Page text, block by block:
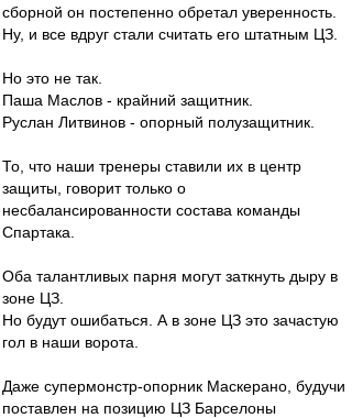
сборной он постепенно обретал уверенность.
Ну, и все вдруг стали считать его штатным ЦЗ.
Но это не так.
Паша Маслов - крайний защитник.
Руслан Литвинов - опорный полузащитник.
То, что наши тренеры ставили их в центр
защиты, говорит только о
несбалансированности состава команды
Спартака.
Оба талантливых парня могут заткнуть дыру в
зоне ЦЗ.
Но будут ошибаться. А в зоне ЦЗ это зачастую
гол в наши ворота.
Даже супермонстр-опорник Маскерано, будучи
поставлен на позицию ЦЗ Барселоны